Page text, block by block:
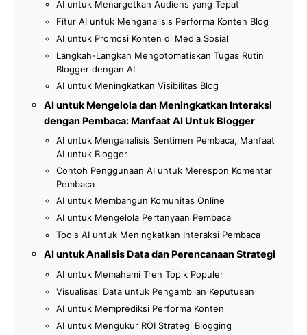
AI untuk Menargetkan Audiens yang Tepat
Fitur AI untuk Menganalisis Performa Konten Blog
AI untuk Promosi Konten di Media Sosial
Langkah-Langkah Mengotomatiskan Tugas Rutin
Blogger dengan AI
AI untuk Meningkatkan Visibilitas Blog
AI untuk Mengelola dan Meningkatkan Interaksi
dengan Pembaca: Manfaat AI Untuk Blogger
AI untuk Menganalisis Sentimen Pembaca, Manfaat
AI untuk Blogger
Contoh Penggunaan AI untuk Merespon Komentar
Pembaca
AI untuk Membangun Komunitas Online
AI untuk Mengelola Pertanyaan Pembaca
Tools AI untuk Meningkatkan Interaksi Pembaca
AI untuk Analisis Data dan Perencanaan Strategi
AI untuk Memahami Tren Topik Populer
Visualisasi Data untuk Pengambilan Keputusan
AI untuk Memprediksi Performa Konten
AI untuk Mengukur ROI Strategi Blogging